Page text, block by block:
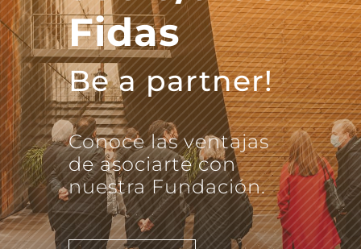
Fidas
Be a partner!
Conoce las ventajas
de asociarte con
nuestra Fundación.